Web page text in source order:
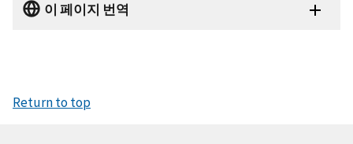
이 페이지 번역
Return to top